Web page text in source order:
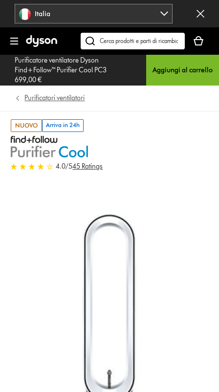
navigazione Italia
Cerca
su
dyson.it
carrello
è
Purificatore ventilatore Dyson
Find+Follow™ Purifier Cool PC3
699,00 €
Aggiungi al carrello
Purificatori ventilatori
NUOVO Arriva in 24h
4.0 stelle su 5 da 45 Ratings
4.0/545 Ratings